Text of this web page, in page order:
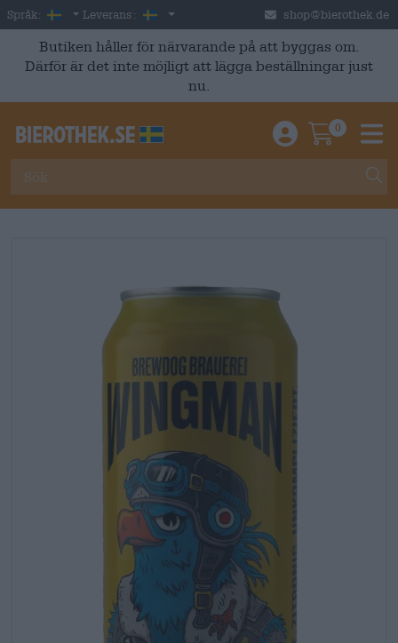
Skip to main content
Språk: Swedish
Leverans: Sverige shop@bierothek.de
Butiken håller för närvarande på att byggas om.
Därför är det inte möjligt att lägga beställningar just
nu.
Einloggen /
0